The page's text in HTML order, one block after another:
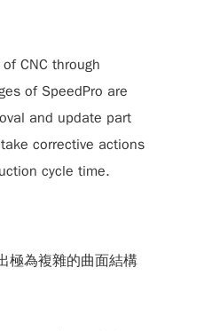
CNC through
of SpeedPro are
and update part
corrective actions
cycle time.
極為複雜的曲面結構